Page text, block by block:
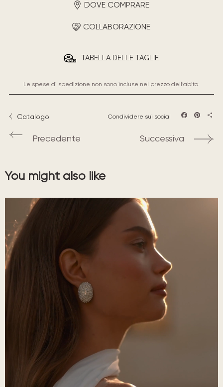
DOVE COMPRARE
COLLABORAZIONE
TABELLA DELLE TAGLIE
Le spese di spedizione non sono incluse nel prezzo dell’abito.
Catalogo Condividere sui social
Precedente Successiva
You might also like